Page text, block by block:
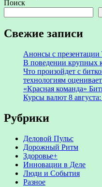
Поиск
Свежие записи
Анонсы с
В поведении крупных
Что произойдет с
технологиям
«Красная команда»
Курсы валют 8
Рубрики
Деловой Пульс
Дорожный Ритм
Здоровье+
Инновации в Деле
Люди и События
Разное